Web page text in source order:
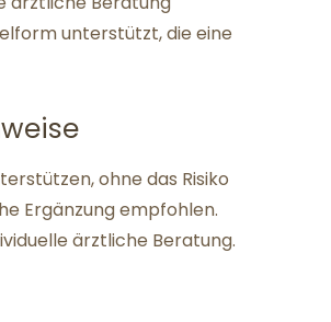
unterstützt, die eine
ohne das Risiko
Ergänzung empfohlen.
ärztliche Beratung.